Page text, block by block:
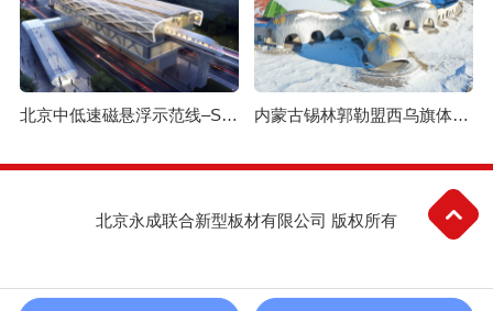
北京中低速磁悬浮示范线–S1线 内蒙古锡林郭勒盟西乌旗体育场
北京永成联合新型板材有限公司 版权所有